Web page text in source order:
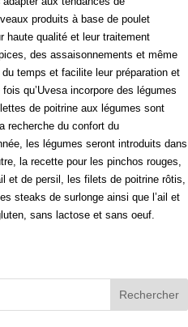
produits à base de poulet
haute qualité et leur traitement
des assaisonnements et même
temps et facilite leur préparation et
fois qu’Uvesa incorpore des légumes
de poitrine aux légumes sont
recherche du confort du
les légumes seront introduits dans
la recette pour les pinchos rouges,
et de persil, les filets de poitrine rôtis,
steaks de surlonge ainsi que l’ail et
sans lactose et sans oeuf.